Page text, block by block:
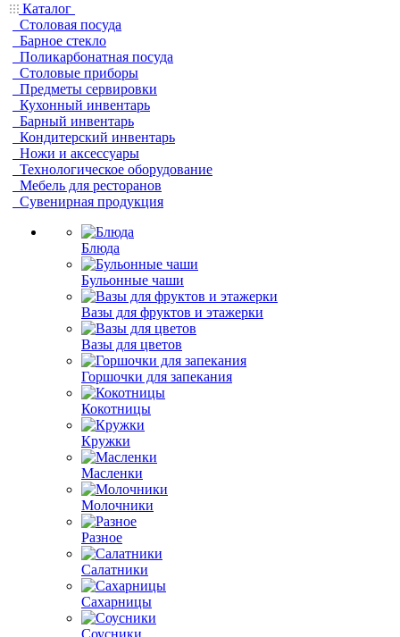
Каталог
Столовая посуда
Барное стекло
Поликарбонатная посуда
Столовые приборы
Предметы сервировки
Кухонный инвентарь
Барный инвентарь
Кондитерский инвентарь
Ножи и аксессуары
Технологическое оборудование
Мебель для ресторанов
Сувенирная продукция
Блюда
Бульонные чаши
Вазы для фруктов и этажерки
Вазы для цветов
Горшочки для запекания
Кокотницы
Кружки
Масленки
Молочники
Разное
Салатники
Сахарницы
Соусники